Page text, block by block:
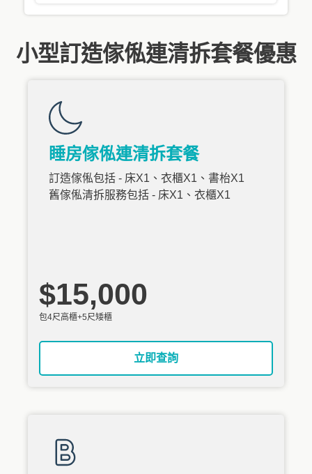
小型訂造傢俬連清拆套餐優惠
睡房傢俬連清拆套餐
訂造傢俬包括 - 床X1、衣櫃X1、書枱X1
舊傢俬清拆服務包括 - 床X1、衣櫃X1
$15,000
包4尺高櫃+5尺矮櫃
立即查詢